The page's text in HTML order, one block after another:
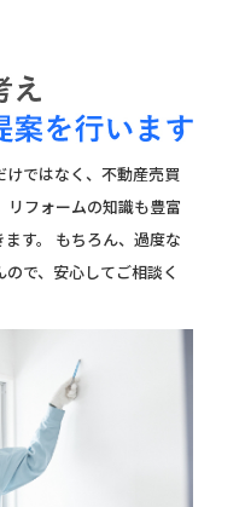
ではなく、不動産売買
リフォームの知識も豊富
す。 もちろん、過度な
で、安心してご相談く